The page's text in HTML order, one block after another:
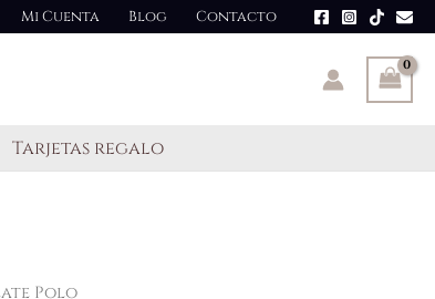
Mi Cuenta Blog Contacto
Tarjetas regalo
Polo